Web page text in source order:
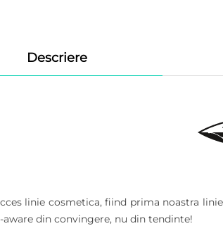
Descriere
linie cosmetica, fiind prima noastra
din convingere, nu din tendinte!